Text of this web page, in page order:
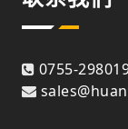
0755-